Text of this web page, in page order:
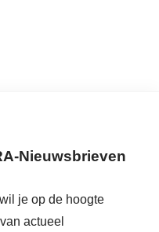
Nieuwsbrieven
je op de hoogte
actueel